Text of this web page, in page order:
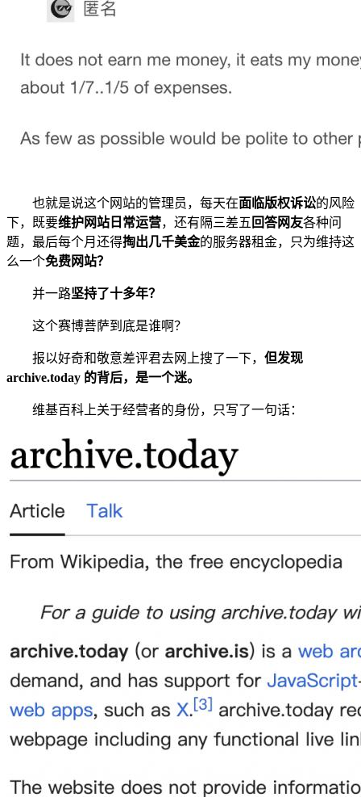
也就是说这个网站的管理员，每天在面临版权诉讼的风险
下，既要维护网站日常运营，还有隔三差五 回答网友各种问
题，最后每个月还得掏出几千美金的服务器租金，只为维持这
么一个免费网站？
并一路坚持了十多年？
这个赛博菩萨到底是谁啊？
报以好奇和敬意差评君去网上搜了一下， 但发现
archive.today 的背后，是一个迷。
维基百科上关于经营者的身份，只写了一句话：